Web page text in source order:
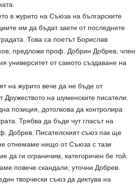
в журито на Съюза на българските
им да бъдат заети от последните
Това са поетът Борислав
предложи проф. Добрин Добрев, член
университет от самото създаване на
на журито вече да не бъде от
Дружеството на шуменските писатели.
позиция, дотолкова да контролира
Трябва да бъде чут гласът на
Добрев. Писателският съюз пак ще
отнемаме нищо от Съюза с тази
да ги ограничим, категоричен бе той.
повече скандали, уточни Добрев.
творчески съюз да диктува на